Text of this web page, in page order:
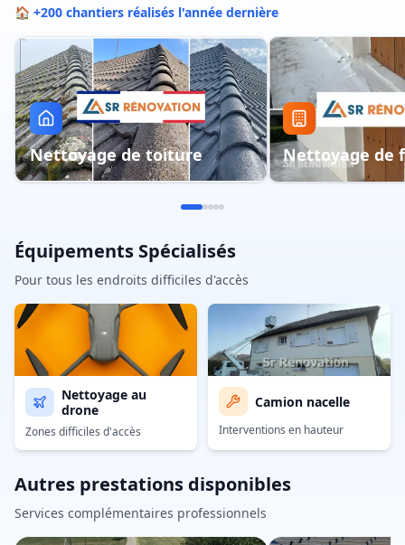
🏠 +200 chantiers réalisés l'année dernière
Nettoyage de toiture Nettoyage de
Équipements Spécialisés
Pour tous les endroits difficiles d'accès
Nettoyage au
drone
Zones difficiles d'accès
Camion nacelle
Interventions en hauteur
Autres prestations disponibles
Services complémentaires professionnels